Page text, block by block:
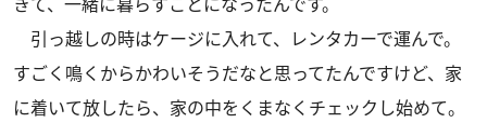
きて、一緒に暮らすことになったんです。
引っ越しの時はケージに入れて、レンタカーで運んで。
すごく鳴くからかわいそうだなと思ってたんですけど、家
に着いて放したら、家の中をくまなくチェックし始めて。